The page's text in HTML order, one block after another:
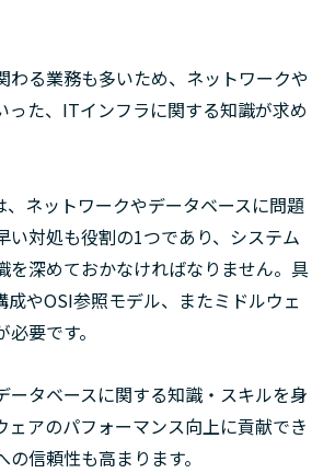
わる業務も多いため、ネットワークや
った、ITインフラに関する知識が求め
、ネットワークやデータベースに問題
い対処も役割の1つであり、システム
を深めておかなければなりません。具
成やOSI参照モデル、またミドルウェ
要です。
ータベースに関する知識・スキルを身
ェアのパフォーマンス向上に貢献でき
信頼性も高まります。